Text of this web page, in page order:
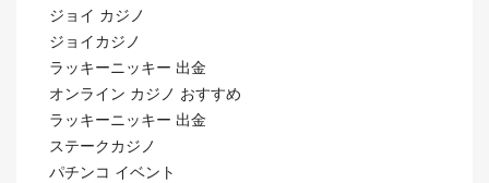
ジョイ カジノ
ジョイカジノ
ラッキーニッキー 出金
オンライン カジノ おすすめ
ラッキーニッキー 出金
ステークカジノ
パチンコ イベント